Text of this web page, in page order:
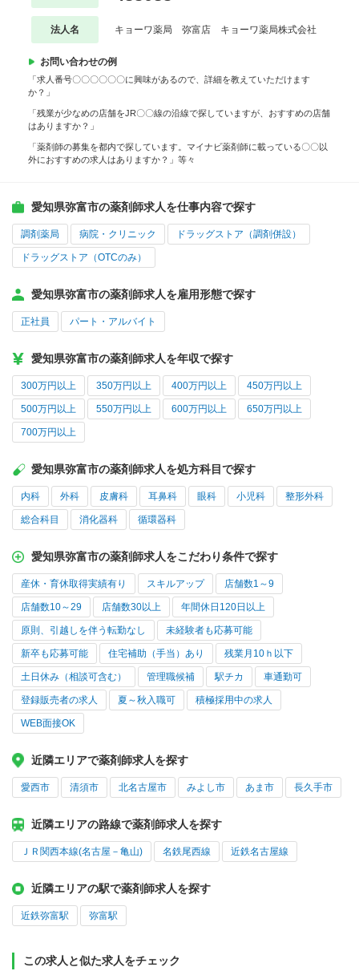
法人名 キョーワ薬局 弥富店 キョーワ薬局株式会社
お問い合わせの例
「求人番号〇〇〇〇〇〇に興味があるので、詳細を教えていただけます
か？」
「残業が少なめの店舗をJR〇〇線の沿線で探していますが、おすすめの店舗
はありますか？」
「薬剤師の募集を都内で探しています。マイナビ薬剤師に載っている〇〇以
外におすすめの求人はありますか？」等々
愛知県弥富市の薬剤師求人を仕事内容で探す
調剤薬局 病院・クリニック ドラッグストア（調剤併設）
ドラッグストア（OTCのみ）
愛知県弥富市の薬剤師求人を雇用形態で探す
正社員 パート・アルバイト
愛知県弥富市の薬剤師求人を年収で探す
300万円以上 350万円以上 400万円以上 450万円以上
500万円以上 550万円以上 600万円以上 650万円以上
700万円以上
愛知県弥富市の薬剤師求人を処方科目で探す
内科 外科 皮膚科 耳鼻科 眼科 小児科 整形外科
総合科目 消化器科 循環器科
愛知県弥富市の薬剤師求人をこだわり条件で探す
産休・育休取得実績有り スキルアップ 店舗数1～9
店舗数10～29 店舗数30以上 年間休日120日以上
原則、引越しを伴う転勤なし 未経験者も応募可能
新卒も応募可能 住宅補助（手当）あり 残業月10ｈ以下
土日休み（相談可含む） 管理職候補 駅チカ 車通勤可
登録販売者の求人 夏～秋入職可 積極採用中の求人
WEB面接OK
近隣エリアで薬剤師求人を探す
愛西市 清須市 北名古屋市 みよし市 あま市 長久手市
近隣エリアの路線で薬剤師求人を探す
ＪＲ関西本線(名古屋－亀山) 名鉄尾西線 近鉄名古屋線
近隣エリアの駅で薬剤師求人を探す
近鉄弥富駅 弥富駅
この求人と似た求人をチェック